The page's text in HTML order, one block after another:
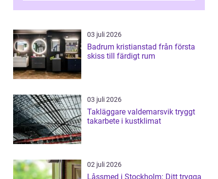
03 juli 2026
Badrum kristianstad från första
skiss till färdigt rum
03 juli 2026
Takläggare valdemarsvik tryggt
takarbete i kustklimat
02 juli 2026
Låssmed i Stockholm: Ditt trygga